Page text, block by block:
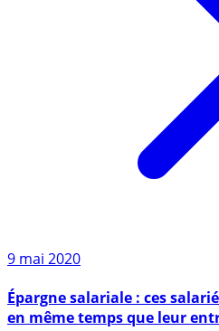
9 mai 2020